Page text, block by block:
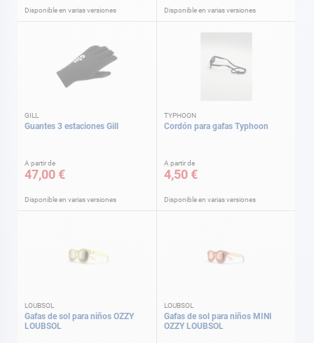
Disponible en varias versiones Disponible en varias versiones
GILL
Guantes 3 estaciones Gill
A partir de
47,00 €
Disponible en varias versiones
TYPHOON
Cordón para gafas Typhoon
A partir de
4,50 €
Disponible en varias versiones
LOUBSOL
Gafas de sol para niños OZZY
LOUBSOL
LOUBSOL
Gafas de sol para niños MINI
OZZY LOUBSOL